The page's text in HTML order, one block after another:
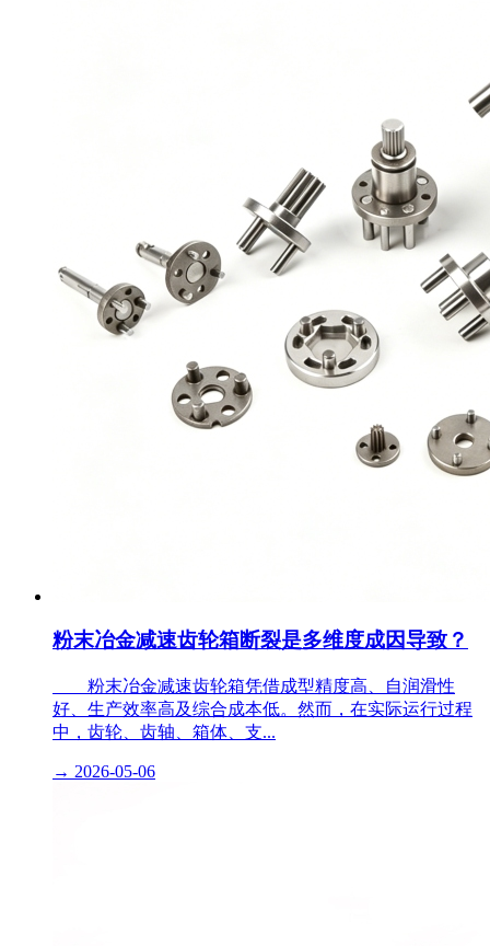
粉末冶金减速齿轮箱断裂是多维度成因导致？
​ 粉末冶金减速齿轮箱凭借成型精度高、自润滑性
好、生产效率高及综合成本低。然而，在实际运行过程
中，齿轮、齿轴、箱体、支...
→ 2026-05-06